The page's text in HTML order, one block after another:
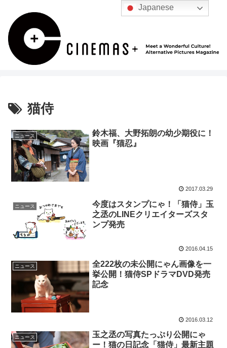
猫侍
ニュース
鈴木福、大野拓朗の幼少期役に！
映画『猫忍』
2017.03.29
ニュース
今度はスタンプにゃ！「猫侍」玉
之丞のLINEクリエイターズスタ
ンプ発売
2016.04.15
ニュース
全222枚の未公開にゃん画像を一
挙公開！猫侍SPドラマDVD発売
記念
2016.03.12
ニュース
玉之丞の写真たっぷり公開にゃ
ー！猫の日記念「猫侍」最新主題
Japanese